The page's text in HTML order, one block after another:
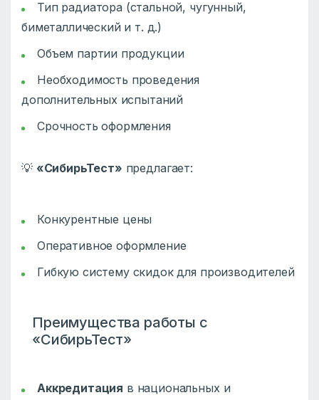
Тип радиатора (стальной, чугунный,
биметаллический и т. д.)
Объем партии продукции
Необходимость проведения
дополнительных испытаний
Срочность оформления
💡 «СибирьТест» предлагает:
Конкурентные цены
Оперативное оформление
Гибкую систему скидок для производителей
Преимущества работы с
«СибирьТест»
Аккредитация в национальных и